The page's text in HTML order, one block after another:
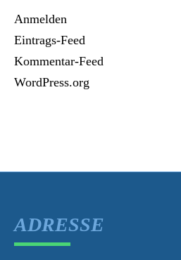
Anmelden
Eintrags-Feed
Kommentar-Feed
WordPress.org
ADRESSE